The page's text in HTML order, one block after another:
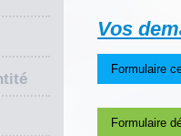
Vos
Formulaire
Formulaire